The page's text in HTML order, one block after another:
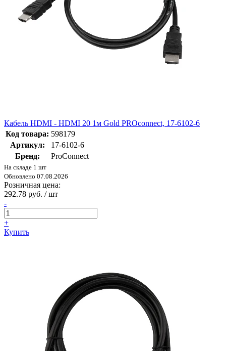
Кабель HDMI - HDMI 20 1м Gold PROconnect, 17-6102-6
Код товара: 598179
Артикул:
17-6102-6
Бренд:
ProConnect
На складе 1 шт
Обновлено 07.08.2026
Розничная цена:
292.78 руб. / шт
-
+
Купить